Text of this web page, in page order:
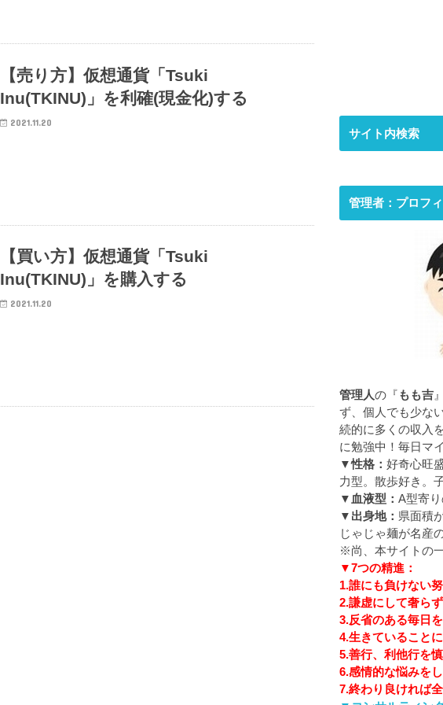
【売り方】仮想通貨「Tsuki
Inu(TKINU)」を利確(現金化)する
2021.11.20
【買い方】仮想通貨「Tsuki
Inu(TKINU)」を購入する
2021.11.20
サイト内検索
管理者：プロフ
管理人の『もも吉
ず、個人でも少な
続的に多くの収入
に勉強中！毎日マ
▼性格： 好奇心旺
力型。散歩好き。
▼血液型： A型寄り
▼出身地： 県面積
じゃじゃ麺が名産
※尚、本サイトの
▼7つの精進：
1.誰にも負けない
2.謙虚にして奢らず
3.反省のある毎日
4.生きていること
5.善行、利他行を
6.感情的な悩みを
7.終わり良ければ